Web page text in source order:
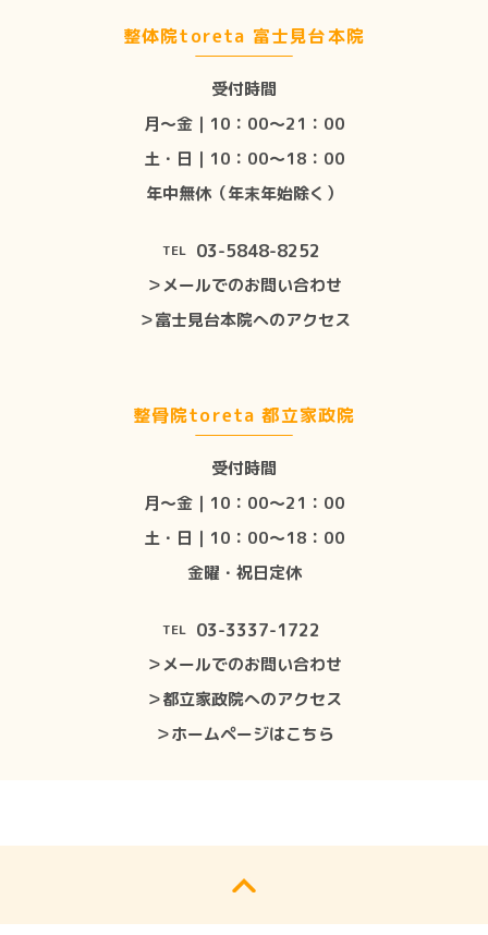
整体院toreta 富士見台本院
受付時間
月〜金｜10：00〜21：00
土・日｜10：00〜18：00
年中無休（年末年始除く）
TEL 03-5848-8252
＞メールでのお問い合わせ
＞富士見台本院へのアクセス
整骨院toreta 都立家政院
受付時間
月〜金｜10：00〜21：00
土・日｜10：00〜18：00
金曜・祝日定休
TEL 03-3337-1722
＞メールでのお問い合わせ
＞都立家政院へのアクセス
＞ホームページはこちら